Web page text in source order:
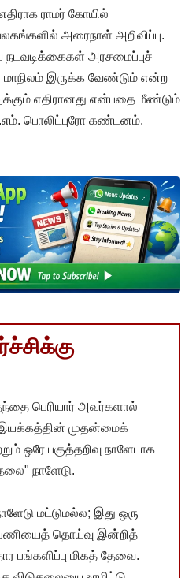
ராமர் கோயில்
அரைநாள் அறிவிப்பு.
அரசமைப்புச்
மாநிலம் இருக்க வேண்டும் என்ற
எதிரானது என்பதை மீண்டும்
பொலிட்புரோ கண்டனம்.
பெரியார் அவர்களால்
இயக்கத்தின் முதன்மைக்
ஒரே பகுத்தறிவு நாளேடாக
நாளேடு.
மட்டுமல்ல; இது ஒரு
தொய்வு இன்றித்
பங்களிப்பு மிகத் தேவை.